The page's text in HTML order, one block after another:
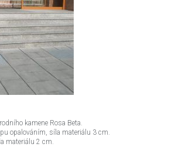
kamene Rosa Beta.
opalováním, síla materiálu 3 cm.
materiálu 2 cm.